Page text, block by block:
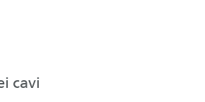
cavi